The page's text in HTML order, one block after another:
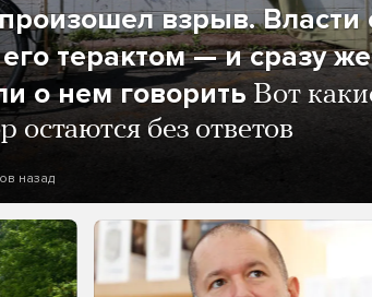
взрыв. Власти
терактом — и сразу же
о нем говорить Вот
остаются без ответов
назад